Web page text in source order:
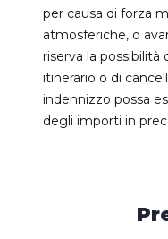
per causa di forza
atmosferiche, o
riserva la
itinerario o di
indennizzo possa
degli importi in